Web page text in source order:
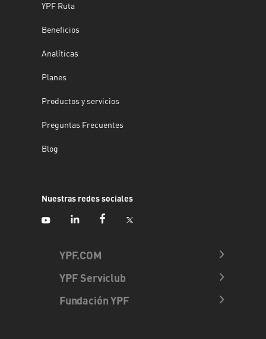
YPF Ruta
Beneficios
Analíticas
Planes
Productos y servicios
Preguntas Frecuentes
Blog
Nuestras redes sociales
YPF.COM
YPF Serviclub
Fundación YPF